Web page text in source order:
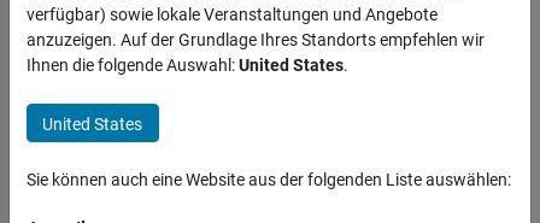
verfügbar) sowie lokale Veranstaltungen und Angebote
anzuzeigen. Auf der Grundlage Ihres Standorts empfehlen wir
Ihnen die folgende Auswahl:United States.
United States
Sie können auch eine Website aus der folgenden Liste auswählen: